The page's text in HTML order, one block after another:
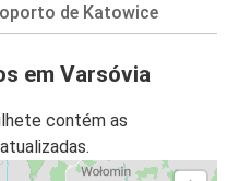
de Katowice
em Varsóvia
contém as